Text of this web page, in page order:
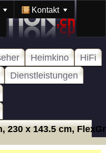
Kontakt
Heimkino
HiFi
Dienstleistungen
230 x 143.5 cm,